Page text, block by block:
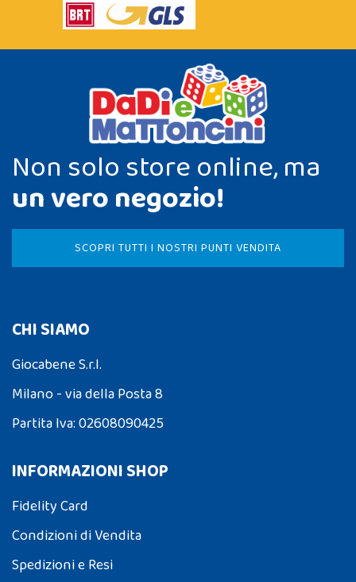
Non solo store online, ma
un vero negozio!
SCOPRI TUTTI I NOSTRI PUNTI VENDITA
CHI SIAMO
Giocabene S.r.l.
Milano - via della Posta 8
Partita Iva: 02608090425
INFORMAZIONI SHOP
Fidelity Card
Condizioni di Vendita
Spedizioni e Resi